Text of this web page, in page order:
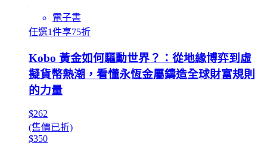
電子書
任選1件享75折
Kobo 黃金如何驅動世界？：從地緣博弈到虛
擬貨幣熱潮，看懂永恆金屬鑄造全球財富規則
的力量
$262
(售價已折)
$350